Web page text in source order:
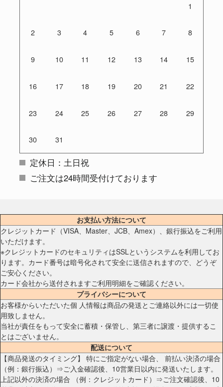
1
2 3 4 5 6 7 8
9 10 11 12 13 14 15
16 17 18 19 20 21 22
23 24 25 26 27 28 29
30 31
定休日：土日祝
ご注文は24時間受付けております
お支払い方法について
クレジットカード（VISA、Master、JCB、Amex）、銀行振込をご利用
いただけます。
※クレジットカードのセキュリティはSSLというシステムを利用してお
ります。カード番号は暗号化されて安全に送信されますので、どうぞ
ご安心ください。
カード会社から送付されますご利用明細をご確認ください。
プライバシーについて
お客様からいただいた個 人情報は商品の発送とご連絡以外には一切使
用致しません。
当社が責任をもって安全に蓄積・保管し、第三者に譲渡・提供するこ
とはございません。
配送について
【商品発送のタイミング】 特にご指定がない場合、 前払い決済の場合
（例：銀行振込）⇒ご入金確認後、10営業日以内に発送いたします。
上記以外の決済の場合 （例：クレジットカード）⇒ご注文確認後、10